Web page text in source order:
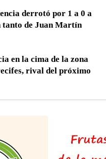
derrotó por 1 a 0 a
tanto de Juan Martín
en la cima de la zona
rival del próximo